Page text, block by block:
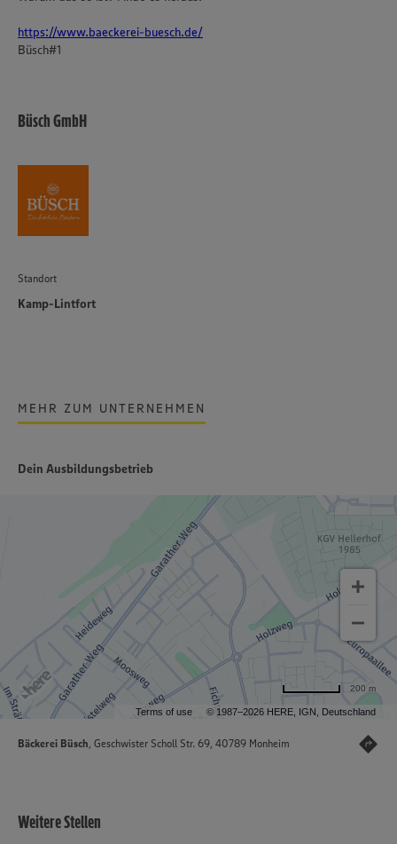
https://www.baeckerei-buesch.de/
Büsch#1
Büsch GmbH
Standort
Kamp-Lintfort
MEHR ZUM UNTERNEHMEN
Dein Ausbildungsbetrieb
Terms of use © 1987–2026 HERE, IGN, Deutschland
200 m
Bäckerei Büsch, Geschwister Scholl Str. 69, 40789 Monheim
Weitere Stellen